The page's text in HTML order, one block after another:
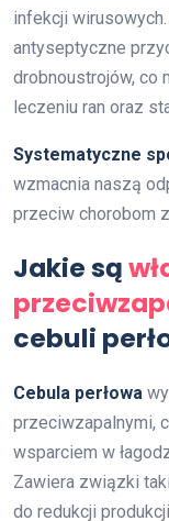
infekcji
antyseptyczne
drobnoustrojów, co
leczeniu ran oraz
Systematyczne
wzmacnia naszą
przeciw chorobom
Jakie są
cebuli
Cebula perłowa
przeciwzapalnymi,
wsparciem w
Zawiera związki
do redukcji